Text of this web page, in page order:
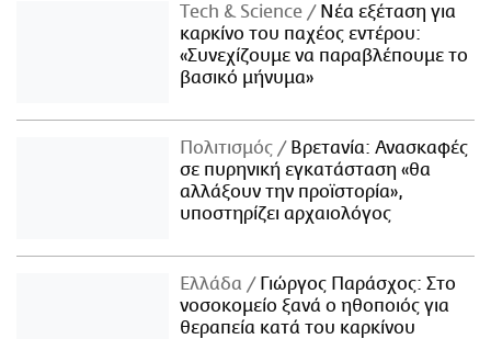
Τech & Science
Νέα εξέταση για
καρκίνο του παχέος εντέρου:
«Συνεχίζουμε να παραβλέπουμε το
βασικό μήνυμα»
Πολιτισμός
Βρετανία: Ανασκαφές
σε πυρηνική εγκατάσταση «θα
αλλάξουν την προϊστορία»,
υποστηρίζει αρχαιολόγος
Ελλάδα
Γιώργος Παράσχος: Στο
νοσοκομείο ξανά ο ηθοποιός για
θεραπεία κατά του καρκίνου